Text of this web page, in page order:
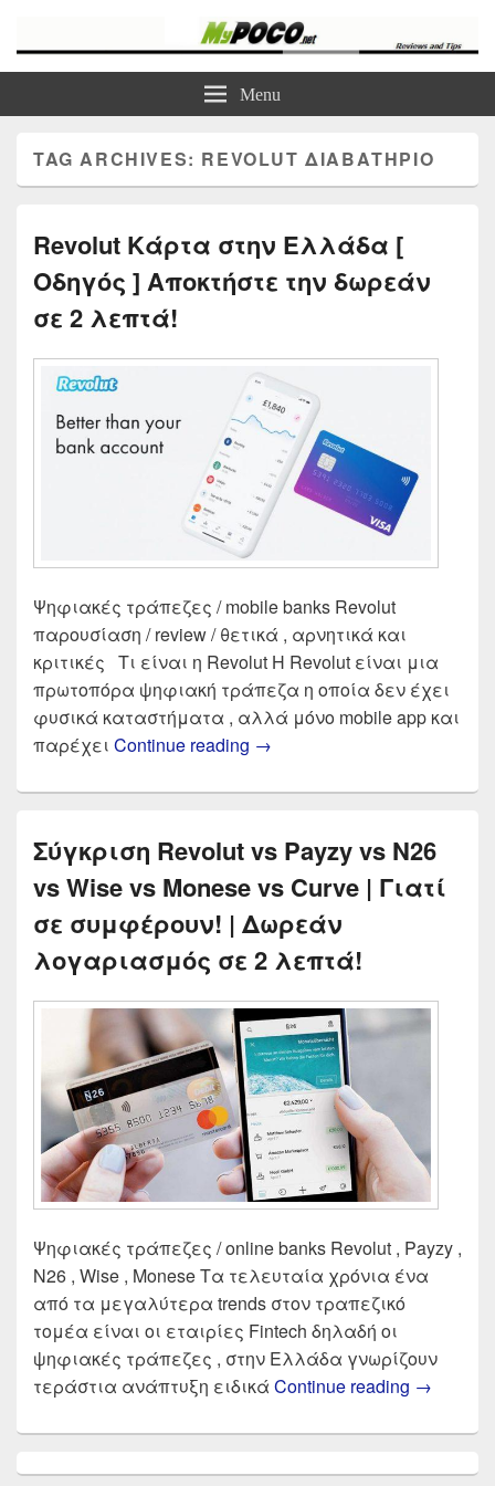
Τα καλύτερα Reviews , Συγκρίσεις , VPN , Webhosting
Menu
TAG ARCHIVES: REVOLUT ΔΙΑΒΑΤΉΡΙΟ
Revolut Κάρτα στην Ελλάδα [
Οδηγός ] Αποκτήστε την δωρεάν
σε 2 λεπτά!
Ψηφιακές τράπεζες / mobile banks Revolut
παρουσίαση / review / θετικά , αρνητικά και
κριτικές Τι είναι η Revolut Η Revolut είναι μια
πρωτοπόρα ψηφιακή τράπεζα η οποία δεν έχει
φυσικά καταστήματα , αλλά μόνο mobile app και
παρέχει Continue reading Revolut Κάρτα στην
→
Σύγκριση Revolut vs Payzy vs N26
vs Wise vs Monese vs Curve | Γιατί
σε συμφέρουν! | Δωρεάν
λογαριασμός σε 2 λεπτά!
Ψηφιακές τράπεζες / online banks Revolut , Payzy ,
N26 , Wise , Monese Τα τελευταία χρόνια ένα
από τα μεγαλύτερα trends στον τραπεζικό
τομέα είναι οι εταιρίες Fintech δηλαδή οι
ψηφιακές τράπεζες , στην Ελλάδα γνωρίζουν
τεράστια ανάπτυξη ειδικά Continue reading →
Sidebar